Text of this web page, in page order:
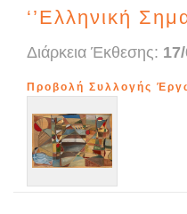
‘’Ελληνική
Διάρκεια Έκθεσης:
Προβολή Συλλογής